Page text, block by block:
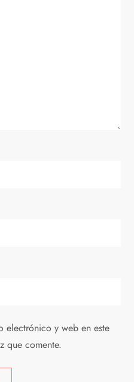
electrónico y web en este
que comente.